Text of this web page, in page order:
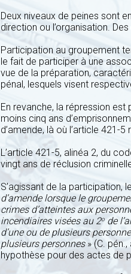
Deux niveaux de peines sont
direction ou l’organisation.
Participation au groupement
le fait de participer à une
vue de la préparation,
pénal, lesquels visent
En revanche, la répression
moins cinq ans
d’amende, là où l’article 421-
L’article 421-5, alinéa 2, du
vingt ans de réclusion
S’agissant de la participation,
d’amende lorsque le
crimes d’atteintes aux
incendiaires visées au 2o de
d’une ou de plusieurs
plusieurs personnes » (C.
hypothèse pour des actes de